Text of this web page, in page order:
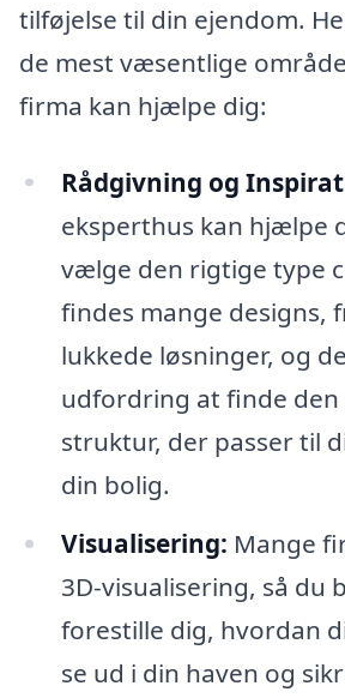
tilføjelse til din ejendom.
de mest væsentlige
firma kan hjælpe dig:
Rådgivning og
eksperthus kan hjælpe
vælge den rigtige type
findes mange designs,
lukkede løsninger, og
udfordring at finde
struktur, der passer til
din bolig.
Visualisering: Mange
3D-visualisering, så du
forestille dig, hvordan
se ud i din haven og